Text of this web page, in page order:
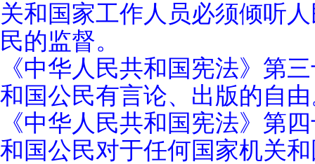
关和国家工作人员必须倾听
民的监督。
《中华人民共和国宪法》第
和国公民有言论、出版的自
《中华人民共和国宪法》第
和国公民对于任何国家机关